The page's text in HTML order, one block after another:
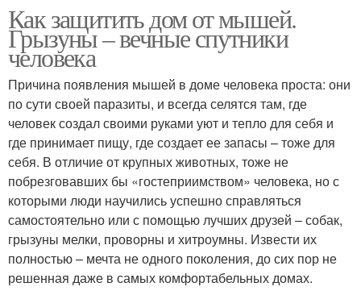
Как защитить дом от мышей.
Грызуны – вечные спутники
человека
Причина появления мышей в доме человека проста: они
по сути своей паразиты, и всегда селятся там, где
человек создал своими руками уют и тепло для себя и
где принимает пищу, где создает ее запасы – тоже для
себя. В отличие от крупных животных, тоже не
побрезговавших бы «гостеприимством» человека, но с
которыми люди научились успешно справляться
самостоятельно или с помощью лучших друзей – собак,
грызуны мелки, проворны и хитроумны. Извести их
полностью – мечта не одного поколения, до сих пор не
решенная даже в самых комфортабельных домах.